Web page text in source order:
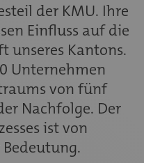
der KMU. Ihre
Einfluss auf die
unseres Kantons.
Unternehmen
von fünf
Nachfolge. Der
ist von